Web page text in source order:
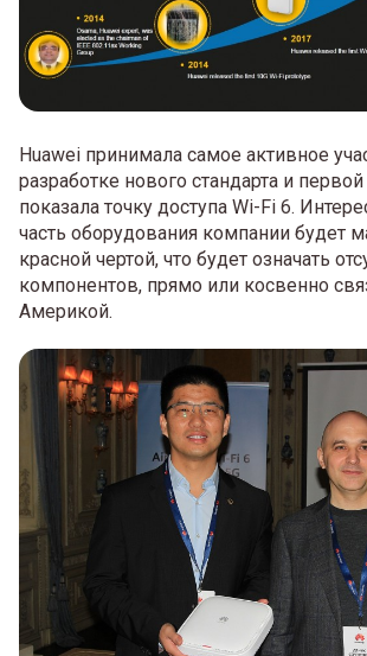
Huawei принимала самое активное
разработке нового стандарта и
показала точку доступа Wi-Fi 6.
часть оборудования компании будет
красной чертой, что будет означать
компонентов, прямо или косвенно
Америкой.